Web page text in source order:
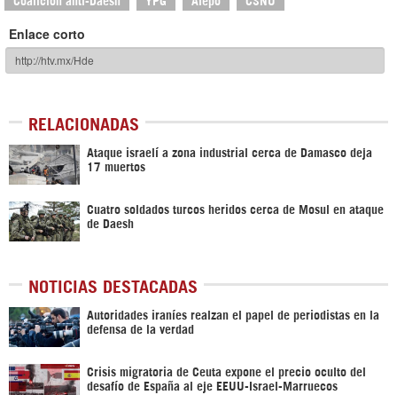
Enlace corto
RELACIONADAS
Ataque israelí a zona industrial cerca de Damasco deja
17 muertos
Cuatro soldados turcos heridos cerca de Mosul en ataque
de Daesh
NOTICIAS DESTACADAS
Autoridades iraníes realzan el papel de periodistas en la
defensa de la verdad
Crisis migratoria de Ceuta expone el precio oculto del
desafío de España al eje EEUU-Israel-Marruecos